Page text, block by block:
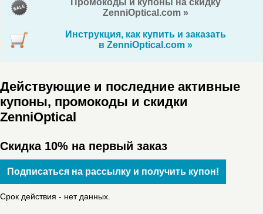
Промокоды и купоны на скидку
ZenniOptical.com »
Инструкция, как купить и заказать
в ZenniOptical.com »
Действующие и последние активные
купоны, промокоды и скидки
ZenniOptical
Скидка 10% на первый заказ
Подписаться на рассылку и получить купон!
Срок действия - нет данных.